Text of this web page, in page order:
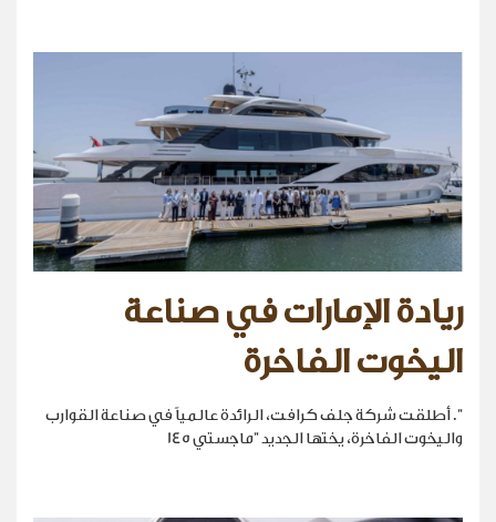
ريادة الإمارات في صناعة
اليخوت الفاخرة
". أطلقت شركة جلف كرافت، الرائدة عالمياً في صناعة القوارب
واليخوت الفاخرة، يختها الجديد "ماجستي 145